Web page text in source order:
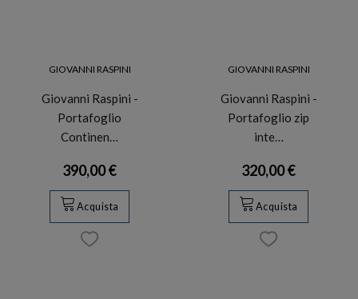
GIOVANNI RASPINI
Giovanni Raspini -
Portafoglio
Continen…
390,00 €
Acquista
GIOVANNI RASPINI
Giovanni Raspini -
Portafoglio zip
inte…
320,00 €
Acquista